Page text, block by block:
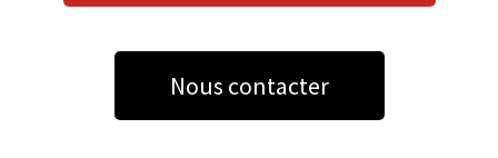
Nous contacter